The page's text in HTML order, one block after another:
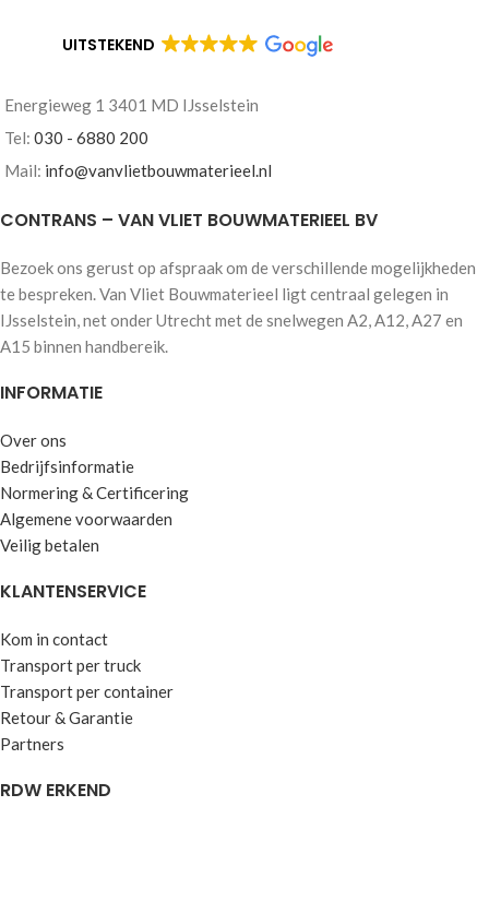
UITSTEKEND
Energieweg 1 3401 MD IJsselstein
Tel: 030 - 6880 200
Mail: info@vanvlietbouwmaterieel.nl
CONTRANS – VAN VLIET BOUWMATERIEEL BV
Bezoek ons gerust op afspraak om de verschillende mogelijkheden
te bespreken. Van Vliet Bouwmaterieel ligt centraal gelegen in
IJsselstein, net onder Utrecht met de snelwegen A2, A12, A27 en
A15 binnen handbereik.
INFORMATIE
Over ons
Bedrijfsinformatie
Normering & Certificering
Algemene voorwaarden
Veilig betalen
KLANTENSERVICE
Kom in contact
Transport per truck
Transport per container
Retour & Garantie
Partners
RDW ERKEND